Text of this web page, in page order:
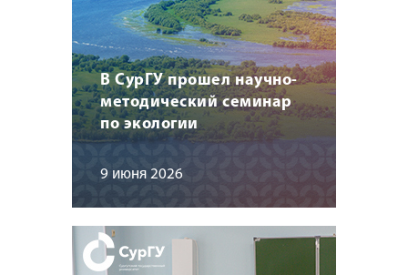
В СурГУ прошел научно-
методический семинар
по экологии
9 июня 2026